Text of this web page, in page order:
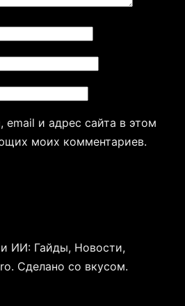
и адрес сайта в этом
моих комментариев.
ИИ: Гайды, Новости,
Сделано со вкусом.